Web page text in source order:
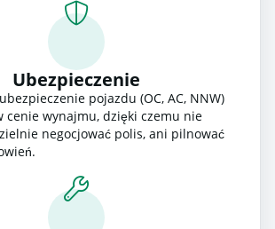
Ubezpieczenie
pojazdu (OC, AC, NNW)
cenie wynajmu, dzięki czemu nie
negocjować polis, ani pilnować